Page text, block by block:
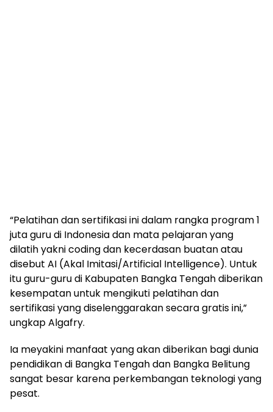
‎“Pelatihan dan sertifikasi ini dalam rangka program 1
juta guru di Indonesia dan mata pelajaran yang
dilatih yakni coding dan kecerdasan buatan atau
disebut AI (Akal Imitasi/Artificial Intelligence). Untuk
itu guru-guru di Kabupaten Bangka Tengah diberikan
kesempatan untuk mengikuti pelatihan dan
sertifikasi yang diselenggarakan secara gratis ini,”
ungkap Algafry.
‎Ia meyakini manfaat yang akan diberikan bagi dunia
pendidikan di Bangka Tengah dan Bangka Belitung
sangat besar karena perkembangan teknologi yang
pesat.